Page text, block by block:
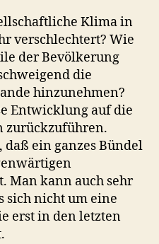
Klima in
verschlechtert? Wie
der Bevölkerung
die
hinzunehmen?
Entwicklung auf die
zurückzuführen.
daß ein ganzes Bündel
Man kann auch sehr
sich nicht um eine
erst in den letzten